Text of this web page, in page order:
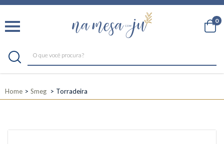
0
Home Smeg Torradeira